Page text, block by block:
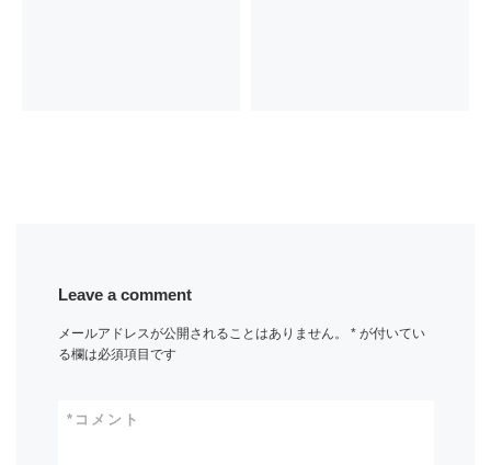
Leave a comment
メールアドレスが公開されることはありません。 *が付いてい
る欄は必須項目です
コメント
*